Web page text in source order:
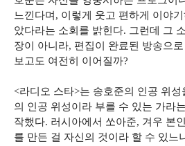
느낀다며, 이렇게 웃고 편하게 이야
았다라는 소회를 밝힌다. 그런데 그
장이 아니라, 편집이 완료된 방송으
보고도 여전히 이어질까?
<라디오 스타>는 송호준의 인공 위
의 인공 위성이라 부를 수 있는 가라
작했다. 러시아에서 쏘아준, 겨우 본
를 만든 걸 자신의 것이라 할 수 있느